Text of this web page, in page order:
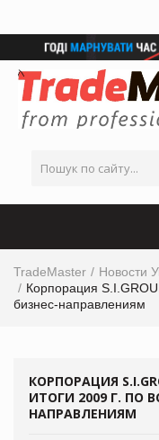
TradeMaster
Новости
Корпорация
бизнес-направлениям
КОРПОРАЦИЯ
ИТОГИ 2009 Г. ПО
НАПРАВЛЕНИЯМ